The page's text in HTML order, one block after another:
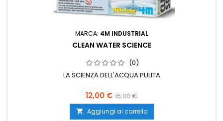
MARCA: 4M INDUSTRIAL
CLEAN WATER SCIENCE
(0)
LA SCIENZA DELL'ACQUA PULITA
12,00 € 15,00 €
 Aggiungi al carrello